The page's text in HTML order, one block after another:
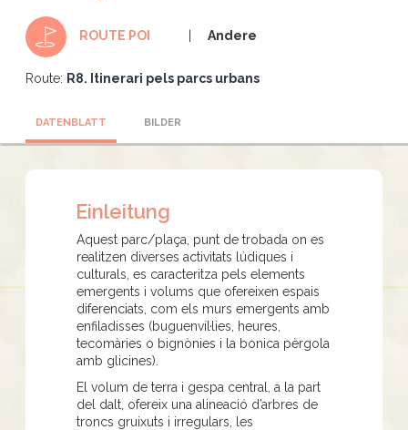
ROUTE POI Andere
Route: R8. Itinerari pels parcs urbans
DATENBLATT BILDER
Einleitung
Aquest parc/plaça, punt de trobada on es
realitzen diverses activitats lúdiques i
culturals, es caracteritza pels elements
emergents i volums que ofereixen espais
diferenciats, com els murs emergents amb
enfiladisses (buguenvíl·lies, heures,
tecomàries o bignònies i la bonica pèrgola
amb glicines).
El volum de terra i gespa central, a la part
del dalt, ofereix una alineació d’arbres de
troncs gruixuts i irregulars, les